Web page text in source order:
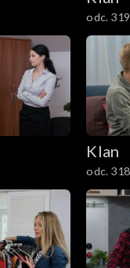
odc.
Klan
odc.